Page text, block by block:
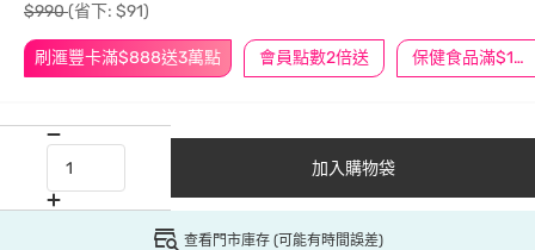
刷滙豐卡滿$888送3萬點 會員點數2倍送 保健食品滿$1200送$100
$990(省下: $91)
加入購物袋
查看門市庫存 (可能有時間誤差)